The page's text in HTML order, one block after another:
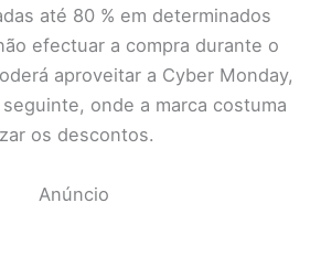
até 80 % em determinados
efectuar a compra durante o
aproveitar a Cyber Monday,
onde a marca costuma
os descontos.
Anúncio